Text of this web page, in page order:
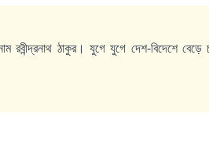
রবীন্দ্রনাথ ঠাকুর। যুগে যুগে দেশ-বিদেশে